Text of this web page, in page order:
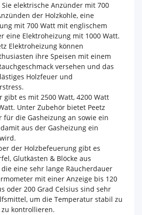
elektrische Anzünder mit 700
der Holzkohle, eine
mit 700 Watt mit englischem
eine Elektroheizung mit 1000 Watt.
Elektroheizung können
ihre Speisen mit einem
versehen und das
Holzfeuer und
gibt es mit 2500 Watt, 4200 Watt
Unter Zubehör bietet Peetz
für die Gasheizung an sowie ein
aus der Gasheizung ein
der Holzbefeuerung gibt es
Glutkästen & Blöcke aus
eine sehr lange Räucherdauer
mit einer Anzeige bis 120
oder 200 Grad Celsius sind sehr
um die Temperatur stabil zu
kontrollieren.